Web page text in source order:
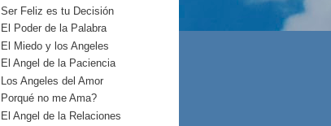
Ser Feliz es tu Decisión
El Poder de la Palabra
El Miedo y los Angeles
El Angel de la Paciencia
Los Angeles del Amor
Porqué no me Ama?
El Angel de la Relaciones